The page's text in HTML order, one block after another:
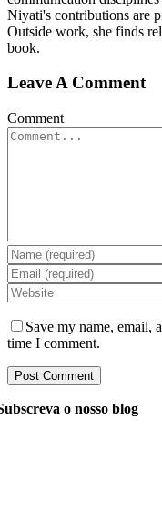
Niyati's contributions are
Outside work, she finds
book.
Leave A Comment
Comment
Save my name, email,
time I comment.
o nosso blog